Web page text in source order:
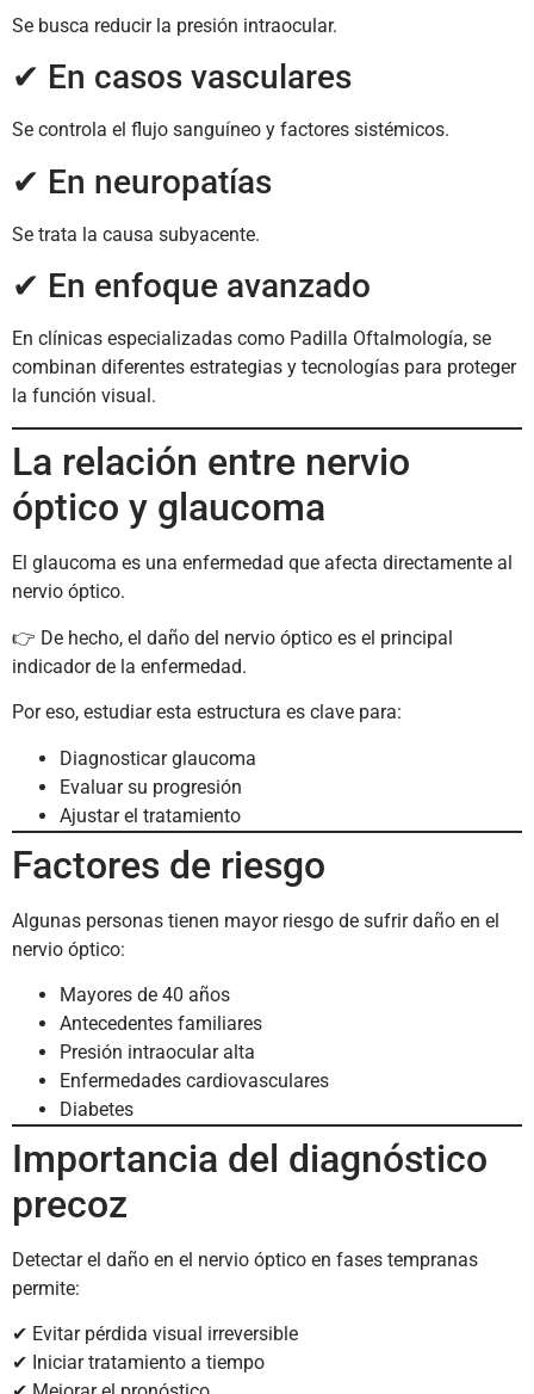
Se busca reducir la presión intraocular.
✔ En casos vasculares
Se controla el flujo sanguíneo y factores sistémicos.
✔ En neuropatías
Se trata la causa subyacente.
✔ En enfoque avanzado
En clínicas especializadas como Padilla Oftalmología, se
combinan diferentes estrategias y tecnologías para proteger
la función visual.
La relación entre nervio
óptico y glaucoma
El glaucoma es una enfermedad que afecta directamente al
nervio óptico.
👉 De hecho, el daño del nervio óptico es el principal
indicador de la enfermedad.
Por eso, estudiar esta estructura es clave para:
Diagnosticar glaucoma
Evaluar su progresión
Ajustar el tratamiento
Factores de riesgo
Algunas personas tienen mayor riesgo de sufrir daño en el
nervio óptico:
Mayores de 40 años
Antecedentes familiares
Presión intraocular alta
Enfermedades cardiovasculares
Diabetes
Importancia del diagnóstico
precoz
Detectar el daño en el nervio óptico en fases tempranas
permite:
✔ Evitar pérdida visual irreversible
✔ Iniciar tratamiento a tiempo